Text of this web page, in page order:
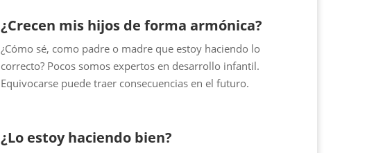
¿Crecen mis hijos de forma armónica?
¿Cómo sé, como padre o madre que estoy haciendo lo
correcto? Pocos somos expertos en desarrollo infantil.
Equivocarse puede traer consecuencias en el futuro.
¿Lo estoy haciendo bien?